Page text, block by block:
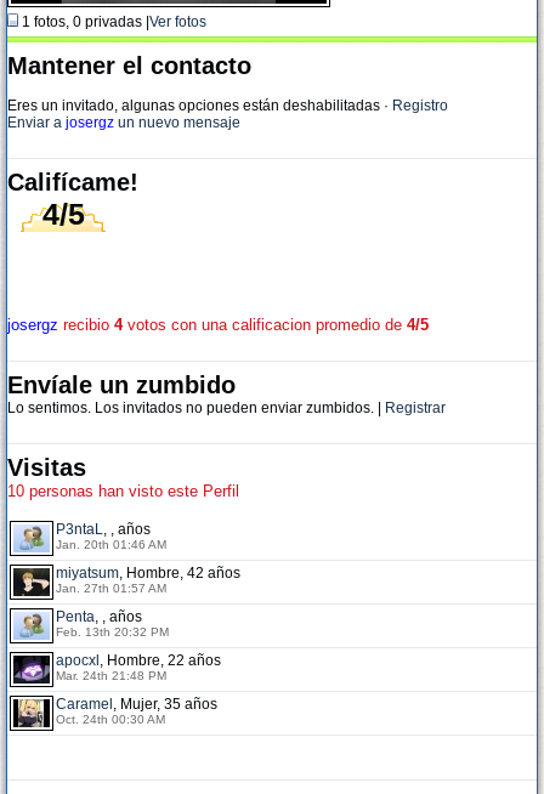
1 fotos, 0 privadas | Ver fotos
Mantener el contacto
Eres un invitado, algunas opciones están deshabilitadas · Registro
Enviar a josergz un nuevo mensaje
Califícame!
4/5
josergz recibio 4votos con una calificacion promedio de 4/5
Envíale un zumbido
Lo sentimos. Los invitados no pueden enviar zumbidos. | Registrar
Visitas
10 personas han visto este Perfil
P3ntaL, , años
Jan. 20th 01:46 AM
miyatsum, Hombre, 42 años
Jan. 27th 01:57 AM
Penta, , años
Feb. 13th 20:32 PM
apocxl , Hombre, 22 años
Mar. 24th 21:48 PM
Caramel , Mujer, 35 años
Oct. 24th 00:30 AM